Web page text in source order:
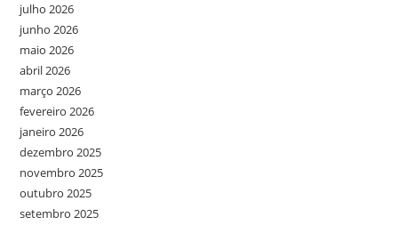
julho 2026
junho 2026
maio 2026
abril 2026
março 2026
fevereiro 2026
janeiro 2026
dezembro 2025
novembro 2025
outubro 2025
setembro 2025